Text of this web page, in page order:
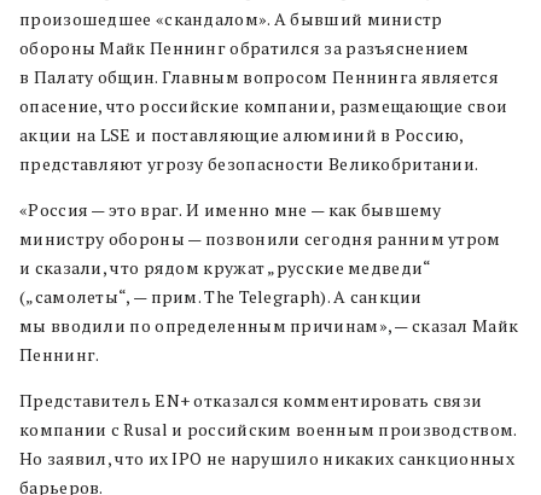
произошедшее «скандалом». А бывший министр
обороны Майк Пеннинг обратился за разъяснением
в Палату общин. Главным вопросом Пеннинга является
опасение, что российские компании, размещающие свои
акции на LSE и поставляющие алюминий в Россию,
представляют угрозу безопасности Великобритании.
«Россия — это враг. И именно мне — как бывшему
министру обороны — позвонили сегодня ранним утром
и сказали, что рядом кружат „русские медведи“
(„самолеты“, — прим. The Telegraph). А санкции
мы вводили по определенным причинам», — сказал Майк
Пеннинг.
Представитель EN+ отказался комментировать связи
компании с Rusal и российским военным производством.
Но заявил, что их IPO не нарушило никаких санкционных
барьеров.